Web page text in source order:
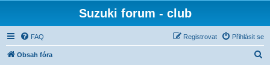
Suzuki forum - club
FAQ Přihlásit se
Registrovat
Obsah fóra